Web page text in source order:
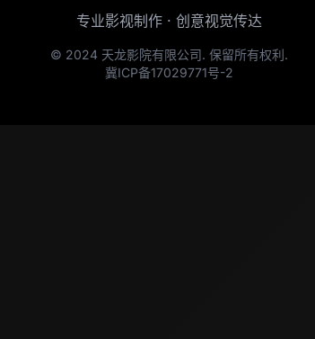
专业影视制作 · 创意视觉传达
© 2024 天龙影院有限公司. 保留所有权利.
冀ICP备17029771号-2